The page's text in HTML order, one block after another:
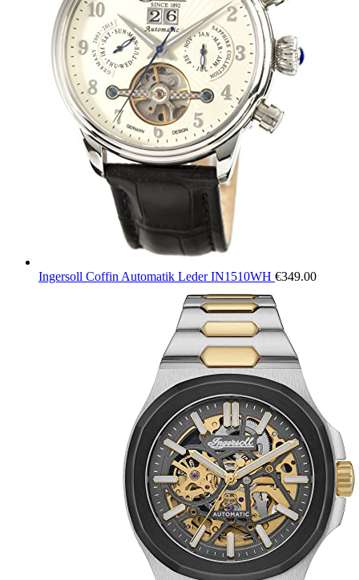
Ingersoll Coffin Automatik Leder IN1510WH €349.00